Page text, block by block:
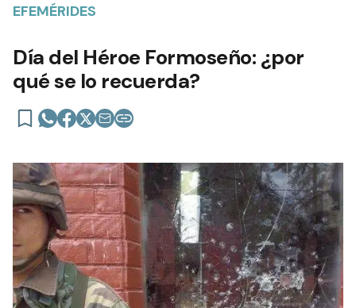
EFEMÉRIDES
Día del Héroe Formoseño: ¿por
qué se lo recuerda?